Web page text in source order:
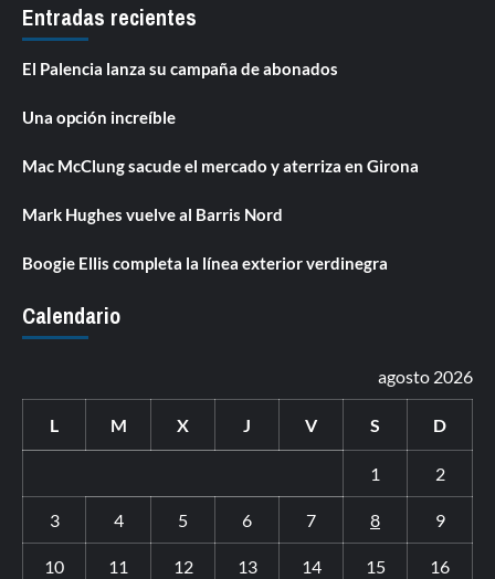
Entradas recientes
El Palencia lanza su campaña de abonados
Una opción increíble
Mac McClung sacude el mercado y aterriza en Girona
Mark Hughes vuelve al Barris Nord
Boogie Ellis completa la línea exterior verdinegra
Calendario
agosto 2026
L M X J V S D
1 2
3 4 5 6 7 8 9
10 11 12 13 14 15 16